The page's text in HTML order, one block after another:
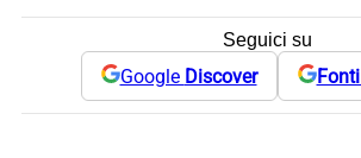
Seguici su
Google Discover